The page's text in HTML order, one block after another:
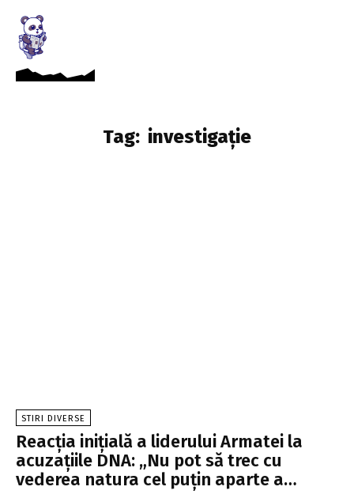
Tag: investigație
STIRI DIVERSE
Reacția inițială a liderului Armatei la
acuzațiile DNA: „Nu pot să trec cu
vederea natura cel puțin aparte a…